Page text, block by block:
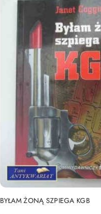
BYŁAM ŻONĄ SZPIEGA KGB
DO KOSZYKA